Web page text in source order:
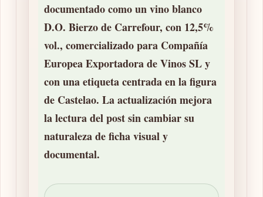
documentado como un vino blanco
D.O. Bierzo de Carrefour, con 12,5%
vol., comercializado para Compañía
Europea Exportadora de Vinos SL y
con una etiqueta centrada en la figura
de Castelao. La actualización mejora
la lectura del post sin cambiar su
naturaleza de ficha visual y
documental.